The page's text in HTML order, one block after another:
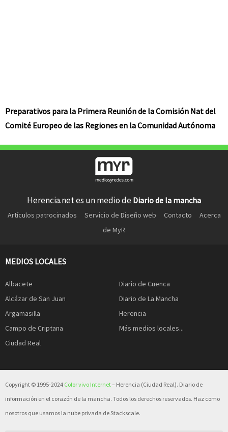
Preparativos para la Primera Reunión de la Comisión Nat del
Comité Europeo de las Regiones en la Comunidad Autónoma
Herencia.net es un medio de Diario de la mancha
Artículos patrocinados Servicio de Diseño web Contacto
Acerca
de MyR
MEDIOS LOCALES
Albacete
Alcázar de San Juan
Argamasilla
Campo de Criptana
Ciudad Real
Diario de Cuenca
Diario de La Mancha
Herencia
Más medios locales...
Copyright © 1995-2024 Color vivo Internet– Herencia (Ciudad Real). Diario de
información en el corazón de la mancha. Todos los derechos reservados. Haz como
nosotros que usamos la nube privada de Stackscale.